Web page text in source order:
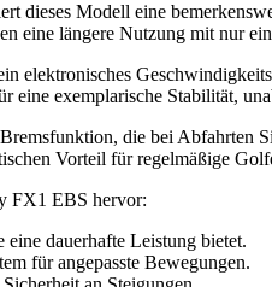
dieses Modell eine
eine längere Nutzung mit nur
elektronisches
eine exemplarische Stabilität,
die bei Abfahrten
Vorteil für regelmäßige
FX1 EBS hervor:
dauerhafte Leistung bietet.
für angepasste Bewegungen.